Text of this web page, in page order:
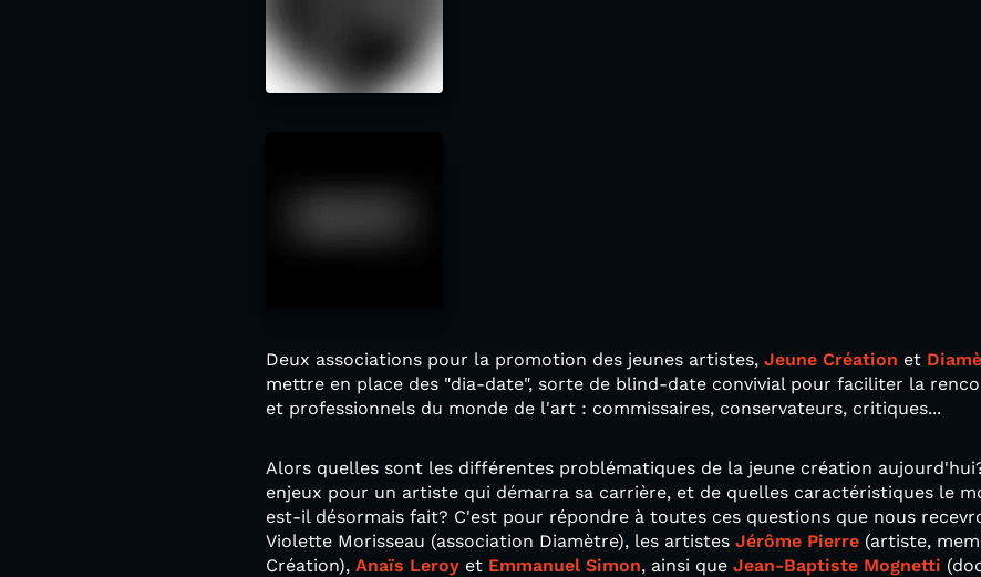
Deux associations pour la promotion des jeunes artistes, Jeune Création et
mettre en place des "dia-date", sorte de blind-date convivial pour faciliter la
et professionnels du monde de l'art : commissaires, conservateurs, critiques...
Alors quelles sont les différentes problématiques de la jeune création
enjeux pour un artiste qui démarra sa carrière, et de quelles caractéristiques le
est-il désormais fait? C'est pour répondre à toutes ces questions que nous
Violette Morisseau (association Diamètre), les artistes Jérôme Pierre (artiste,
Création), Anaïs Leroy et Emmanuel Simon, ainsi que Jean-Baptiste Mognetti